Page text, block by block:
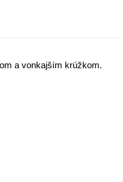
a vonkajším krúžkom.